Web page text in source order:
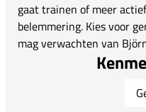
gaat trainen of meer
belemmering. Kies voor
mag verwachten van